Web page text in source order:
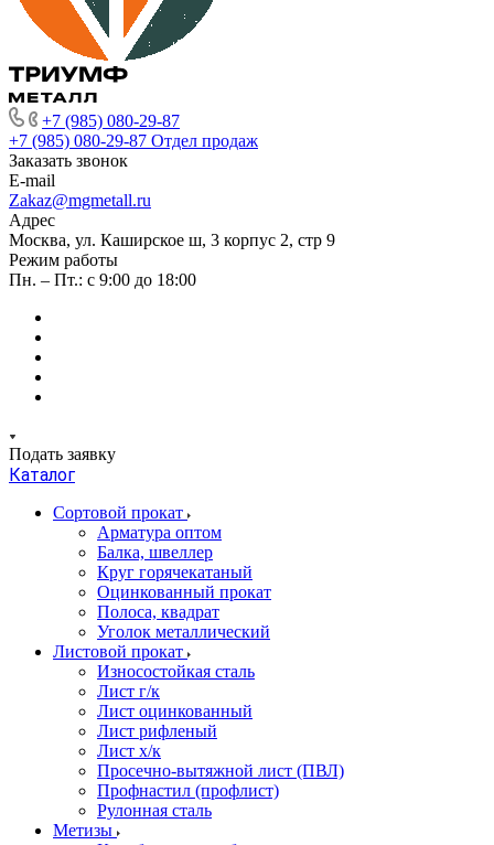
+7 (985) 080-29-87
+7 (985) 080-29-87 Отдел продаж
Заказать звонок
E-mail
Zakaz@mgmetall.ru
Адрес
Москва, ул. Каширское ш, 3 корпус 2, стр 9
Режим работы
Пн. – Пт.: с 9:00 до 18:00
Подать заявку
Каталог
Сортовой прокат
Арматура оптом
Балка, швеллер
Круг горячекатаный
Оцинкованный прокат
Полоса, квадрат
Уголок металлический
Листовой прокат
Износостойкая сталь
Лист г/к
Лист оцинкованный
Лист рифленый
Лист х/к
Просечно-вытяжной лист (ПВЛ)
Профнастил (профлист)
Рулонная сталь
Метизы